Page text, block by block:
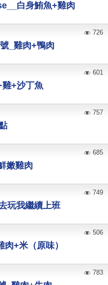
白身鮪魚+雞肉
_雞肉+鴨肉
726
雞+沙丁魚
601
757
嫩雞肉
685
玩我繼續上班
749
+米（原味）
506
783